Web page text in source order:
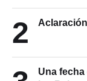
2 Aclaración
Una